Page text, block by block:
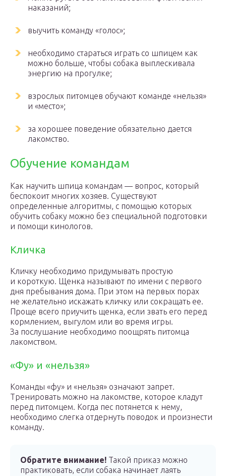
наказаний;
выучить команду «голос»;
необходимо стараться играть со шпицем как
можно больше, чтобы собака выплескивала
энергию на прогулке;
взрослых питомцев обучают команде «нельзя»
и «место»;
за хорошее поведение обязательно дается
лакомство.
Обучение командам
Как научить шпица командам — вопрос, который
беспокоит многих хозяев. Существуют
определенные алгоритмы, с помощью которых
обучить собаку можно без специальной подготовки
и помощи кинологов.
Кличка
Кличку необходимо придумывать простую
и короткую. Щенка называют по имени с первого
дня пребывания дома. При этом на первых порах
не желательно искажать кличку или сокращать ее.
Проще всего приучить щенка, если звать его перед
кормлением, выгулом или во время игры.
За послушание необходимо поощрять питомца
лакомством.
«Фу» и «нельзя»
Команды «фу» и «нельзя» означают запрет.
Тренировать можно на лакомстве, которое кладут
перед питомцем. Когда пес потянется к нему,
необходимо слегка отдернуть поводок и произнести
команду.
Обратите внимание! Такой приказ можно
практиковать, если собака начинает лаять